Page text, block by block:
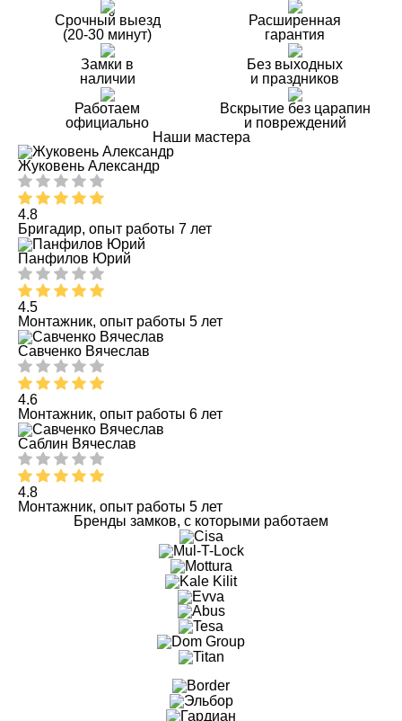
Срочный выезд
(20-30 минут)
Расширенная
гарантия
Замки в
наличии
Без выходных
и праздников
Работаем
официально
Вскрытие без царапин
и повреждений
Наши мастера
Жуковень Александр
4.8
Бригадир, опыт работы 7 лет
Панфилов Юрий
4.5
Монтажник, опыт работы 5 лет
Савченко Вячеслав
4.6
Монтажник, опыт работы 6 лет
Саблин Вячеслав
4.8
Монтажник, опыт работы 5 лет
Бренды замков, с которыми работаем